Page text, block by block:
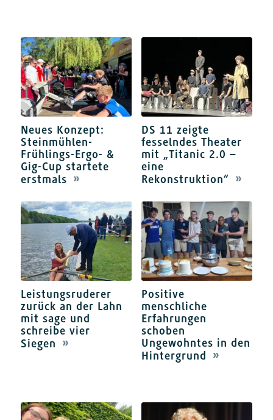
Neues Konzept:
Steinmühlen-
Frühlings-Ergo- &
Gig-Cup startete
erstmals
DS 11 zeigte
fesselndes Theater
mit „Titanic 2.0 –
eine
Rekonstruktion“
Leistungsruderer
zurück an der Lahn
mit sage und
schreibe vier
Siegen
Positive
menschliche
Erfahrungen
schoben
Ungewohntes in den
Hintergrund